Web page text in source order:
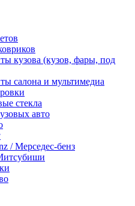
кузова (кузов, фары, под
салона и мультимедиа
стекла
авто
/ Мерседес-бенз